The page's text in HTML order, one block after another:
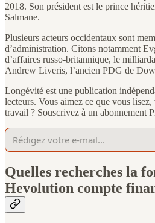
2018. Son président est le prince
Salmane.
Plusieurs acteurs occidentaux sont
d’administration. Citons notamment
d’affaires russo-britannique, le
Andrew Liveris, l’ancien PDG de
Longévité est une publication
lecteurs. Vous aimez ce que vous
travail ? Souscrivez à un abonnement
Quelles recherches la
Hevolution compte